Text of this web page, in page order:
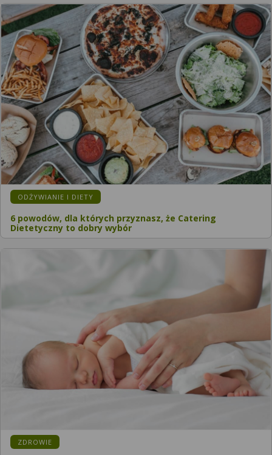
ODŻYWIANIE I DIETY
6 powodów, dla których przyznasz, że Catering
Dietetyczny to dobry wybór
ZDROWIE